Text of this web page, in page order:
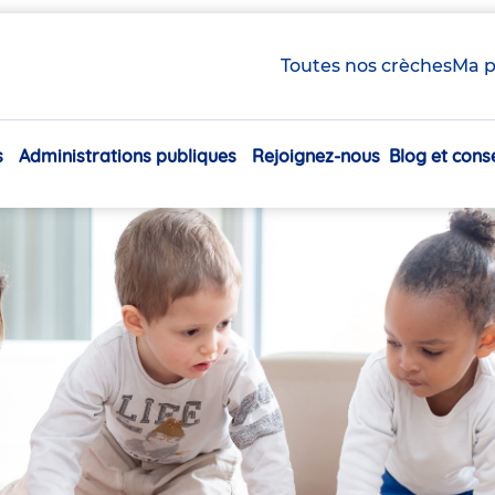
Toutes nos crèchesMa
Navigation
Administrations publiques Rejoignez-nous Blog et